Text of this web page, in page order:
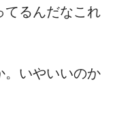
てるんだなこれ
。いやいいのか